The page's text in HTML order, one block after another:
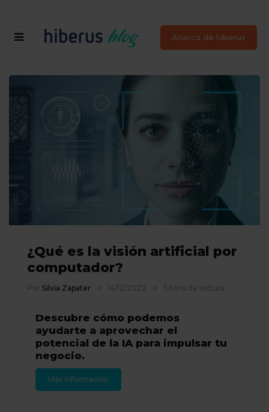
Acerca de hiberus
¿Qué es la visión artificial por
computador?
Por Silvia Zapater 14/12/2022 5 Mins de lectura
Descubre cómo podemos
ayudarte a aprovechar el
potencial de la IA para impulsar tu
negocio.
Más información